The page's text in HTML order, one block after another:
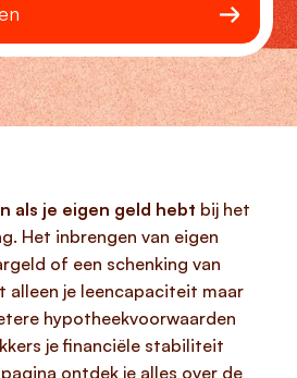
als je eigen geld hebt bij het
Het inbrengen van eigen
of een schenking van
alleen je leencapaciteit maar
hypotheekvoorwaarden
je financiële stabiliteit
ontdek je alles over de